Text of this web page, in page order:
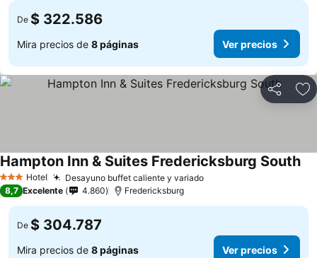
De $ 322.586
Mira precios de 8 páginas Ver precios
Compartir
3 Estrellas
Hotel Desayuno buffet caliente y variado
Hampton Inn & Suites Fredericksburg South
8,7 Excelente 4.860 Fredericksburg
De $ 304.787
Mira precios de 8 páginas Ver precios